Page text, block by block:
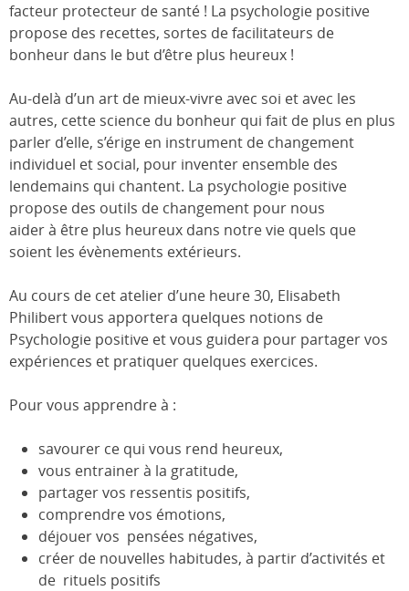
facteur protecteur de santé ! La psychologie positive
propose des recettes, sortes de facilitateurs de
bonheur dans le but d’être plus heureux !
Au-delà d’un art de mieux-vivre avec soi et avec les
autres, cette science du bonheur qui fait de plus en plus
parler d’elle, s’érige en instrument de changement
individuel et social, pour inventer ensemble des
lendemains qui chantent. La psychologie positive
propose des outils de changement pour nous
aider à être plus heureux dans notre vie quels que
soient les évènements extérieurs.
Au cours de cet atelier d’une heure 30, Elisabeth
Philibert vous apportera quelques notions de
Psychologie positive et vous guidera pour partager vos
expériences et pratiquer quelques exercices.
Pour vous apprendre à :
savourer ce qui vous rend heureux,
vous entrainer à la gratitude,
partager vos ressentis positifs,
comprendre vos émotions,
déjouer vos pensées négatives,
créer de nouvelles habitudes, à partir d’activités et
de rituels positifs